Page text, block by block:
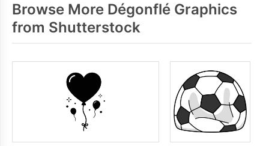
Browse More Dégonflé Graphics
from Shutterstock